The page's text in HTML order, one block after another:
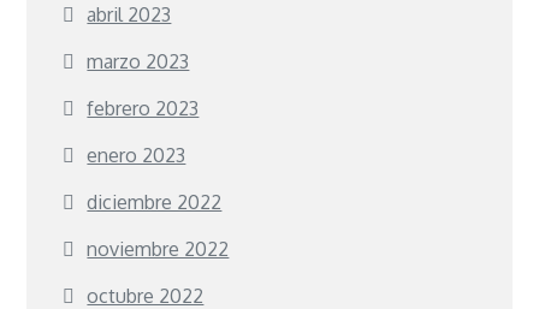
abril 2023
marzo 2023
febrero 2023
enero 2023
diciembre 2022
noviembre 2022
octubre 2022